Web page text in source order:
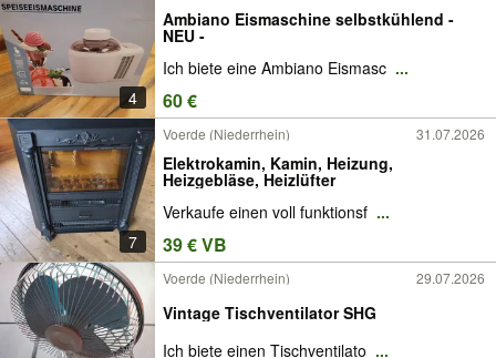
4
Ambiano Eismaschine selbstkühlend -
NEU -
Ich biete eine Ambiano Eismasc ...
60 €
7
Voerde (Niederrhein) 31.07.2026
Elektrokamin, Kamin, Heizung,
Heizgebläse, Heizlüfter
Verkaufe einen voll funktionsf ...
39 € VB
Voerde (Niederrhein) 29.07.2026
Vintage Tischventilator SHG
Ich biete einen Tischventilato ...